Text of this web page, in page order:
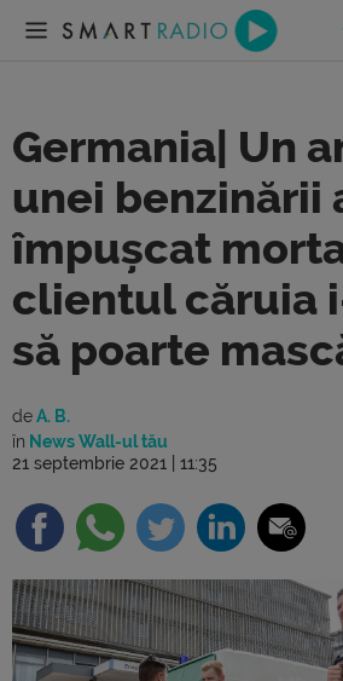
Germania| Un
unei benzinării
împușcat
clientul căruia
să poarte
deA. B.
în News Wall-ul tău
21 septembrie 2021 | 11:35